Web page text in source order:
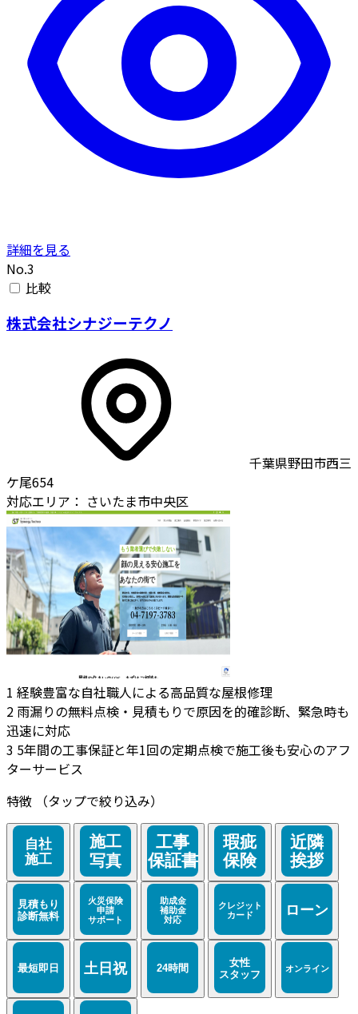
詳細を見る
No.3
比較
株式会社シナジーテクノ
千葉県野田市西三
ケ尾654
対応エリア： さいたま市中央区
1 経験豊富な自社職人による高品質な屋根修理
2 雨漏りの無料点検・見積もりで原因を的確診断、緊急時も
迅速に対応
3 5年間の工事保証と年1回の定期点検で施工後も安心のアフ
ターサービス
特徴
（タップで絞り込み）